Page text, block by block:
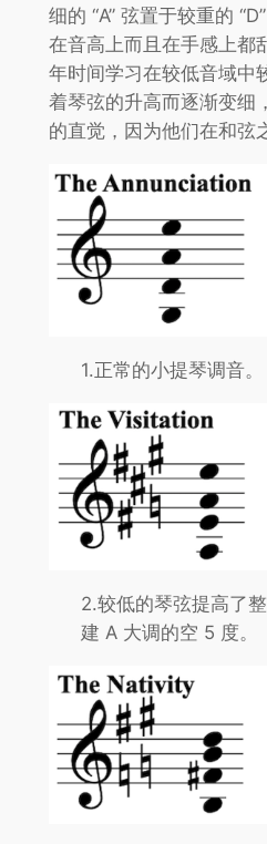
细的 “A” 弦置于较重的
在音高上而且在手感上都
年时间学习在较低音域中
着琴弦的升高而逐渐变细
的直觉，因为他们在和弦
1.正常的小提琴调音。
2.较低的琴弦提高了
建 A 大调的空 5 度。